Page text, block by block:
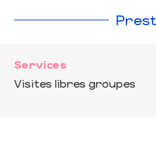
Services
Visites libres groupes